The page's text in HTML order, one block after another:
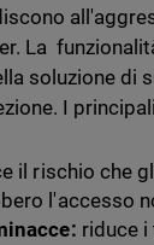
La
soluzione di
I
il rischio che
l'accesso
riduce i